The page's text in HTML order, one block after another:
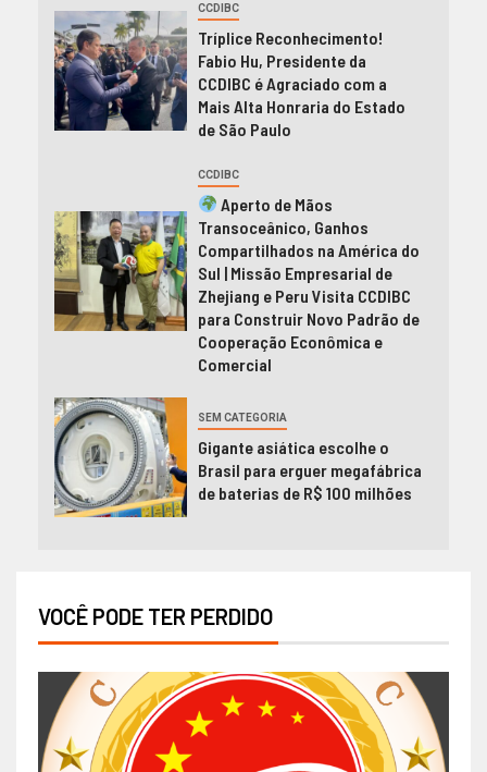
CCDIBC
Tríplice Reconhecimento!
Fabio Hu, Presidente da
CCDIBC é Agraciado com a
Mais Alta Honraria do Estado
de São Paulo
CCDIBC
Aperto de Mãos
Transoceânico, Ganhos
Compartilhados na América do
Sul | Missão Empresarial de
Zhejiang e Peru Visita CCDIBC
para Construir Novo Padrão de
Cooperação Econômica e
Comercial
SEM CATEGORIA
Gigante asiática escolhe o
Brasil para erguer megafábrica
de baterias de R$ 100 milhões
VOCÊ PODE TER PERDIDO